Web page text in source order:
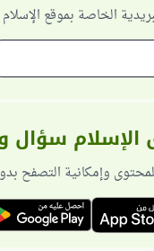
الخاصة بموقع
الإسلام سؤال
وإمكانية التصفح